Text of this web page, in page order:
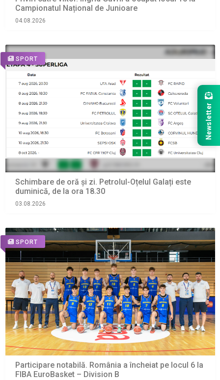
Campionatul Național de Junioare
04.08.2026
SPORT
Schimbare de oră și zi. Petrolul-Oțelul Galați este
duminică, de la ora 18.30
03.08.2026
SPORT
Participare notabilă. România a încheiat pe locul 6 la
FIBA EuroBasket – Division B
Newsletter